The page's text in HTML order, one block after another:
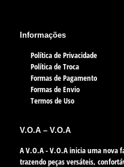
Informações
Política de Privacidade
Política de Troca
Formas de Pagamento
Formas de Envio
Termos de Uso
V.O.A – V.O.A
A V.O.A - V.O.A inicia uma nova
trazendo peças versáteis,